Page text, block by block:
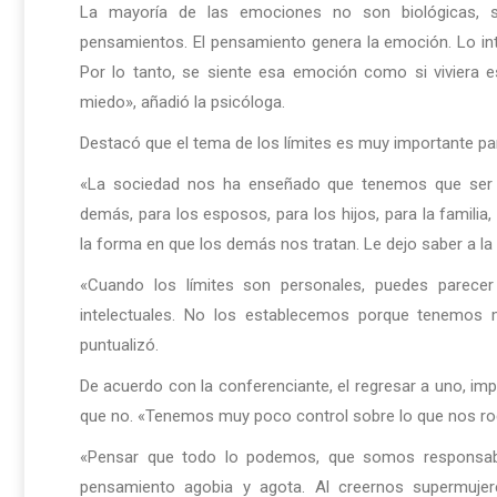
La mayoría de las emociones no son biológicas,
pensamientos. El pensamiento genera la emoción. Lo
Por lo tanto, se siente esa emoción como si viviera
miedo», añadió la psicóloga.
Destacó que el tema de los límites es muy importante
«La sociedad nos ha enseñado que tenemos que
demás, para los esposos, para los hijos, para la
la forma en que los demás nos tratan. Le dejo saber a
«Cuando los límites son personales, puedes
intelectuales. No los establecemos porque
puntualizó.
De acuerdo con la conferenciante, el regresar a uno,
que no. «Tenemos muy poco control sobre lo que nos
«Pensar que todo lo podemos, que somos
pensamiento agobia y agota. Al creernos